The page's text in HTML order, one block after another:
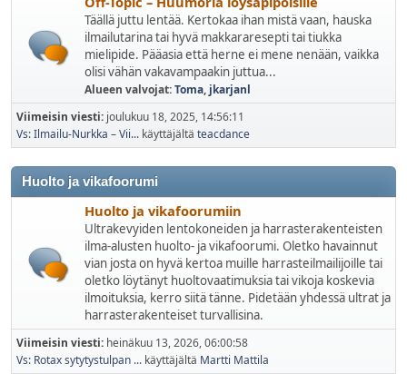
Täällä juttu lentää. Kertokaa ihan mistä vaan, hauska
ilmailutarina tai hyvä makkararesepti tai tiukka
mielipide. Pääasia että herne ei mene nenään, vaikka
olisi vähän vakavampaakin juttua...
Alueen valvojat:Toma, jkarjanl
Viimeisin viesti: joulukuu 18, 2025, 14:56:11
Vs: Ilmailu-Nurkka – Vii... käyttäjältä teacdance
Huolto ja vikafoorumi
Huolto ja vikafoorumiin
Ultrakevyiden lentokoneiden ja harrasterakenteisten
ilma-alusten huolto- ja vikafoorumi. Oletko havainnut
vian josta on hyvä kertoa muille harrasteilmailijoille tai
oletko löytänyt huoltovaatimuksia tai vikoja koskevia
ilmoituksia, kerro siitä tänne. Pidetään yhdessä ultrat ja
harrasterakenteiset turvallisina.
Viimeisin viesti: heinäkuu 13, 2026, 06:00:58
Vs: Rotax sytytystulpan ... käyttäjältä Martti Mattila